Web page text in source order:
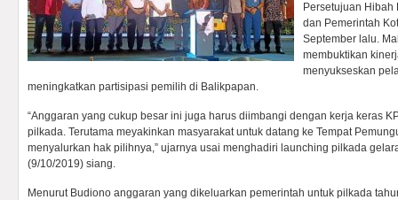
Persetujuan Hibah
dan Pemerintah
September lalu.
membuktikan
menyukseskan
meningkatkan partisipasi pemilih di Balikpapan.
“Anggaran yang cukup besar ini juga harus diimbangi dengan kerja keras
pilkada. Terutama meyakinkan masyarakat untuk datang ke Tempat
menyalurkan hak pilihnya,” ujarnya usai menghadiri launching pilkada
(9/10/2019) siang.
Menurut Budiono anggaran yang dikeluarkan pemerintah untuk pilkada